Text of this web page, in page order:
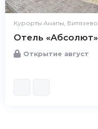
Курорты Анапы, Витязево
Отель «Абсолют»
Открытие август